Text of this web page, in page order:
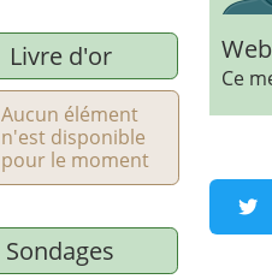
Livre d'or
Aucun élément
n'est disponible
pour le moment
Sondages
Ce